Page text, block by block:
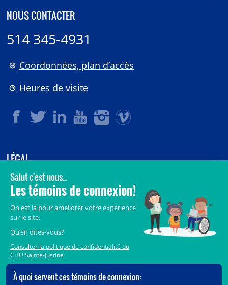
NOUS CONTACTER
514 345-4931
Coordonnées, plan d’accès
Heures de visite
LÉGAL
© 2006-2026CHU Sainte-Justine.
Tous droits réservés.
Crédits
Accès aux documents des organismes publics